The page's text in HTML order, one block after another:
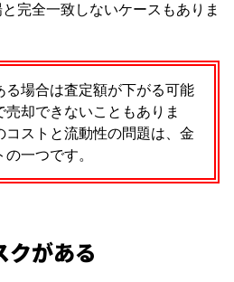
完全一致しないケースもありま
場合は査定額が下がる可能
却できないこともありま
ストと流動性の問題は、金
一つです。
クがある